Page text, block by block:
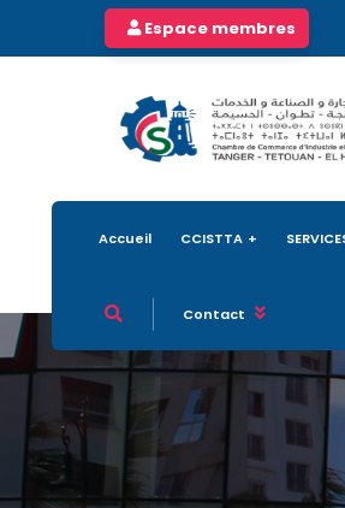
Espace membres
Accueil CCISTTA
Contact